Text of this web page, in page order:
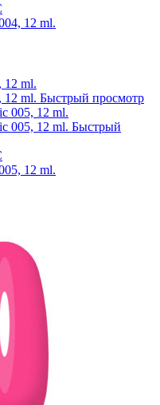
12 ml.
Быстрый просмотр
Быстрый
12 ml.